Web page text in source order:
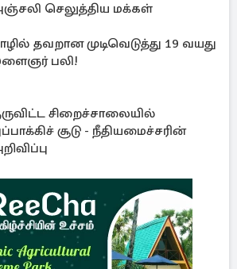
செலுத்திய மக்கள்
தவறான முடிவெடுத்து 19 வயது
பலி!
சிறைச்சாலையில்
சூடு - நீதியமைச்சரின்